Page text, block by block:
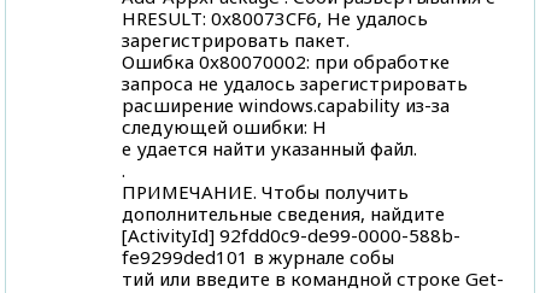
HRESULT: 0x80073CF6, Не удалось
зарегистрировать пакет.
Ошибка 0x80070002: при обработке
запроса не удалось зарегистрировать
расширение windows.capability из-за
следующей ошибки: Н
е удается найти указанный файл.
.
ПРИМЕЧАНИЕ. Чтобы получить
дополнительные сведения, найдите
[ActivityId] 92fdd0c9-de99-0000-588b-
fe9299ded101 в журнале собы
тий или введите в командной строке Get-